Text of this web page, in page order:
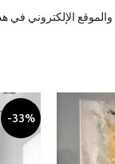
الإلكتروني في
-33%